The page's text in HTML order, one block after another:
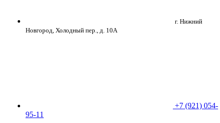
г. Нижний
Новгород, Холодный пер., д. 10А
+7 (921) 054-
95-11